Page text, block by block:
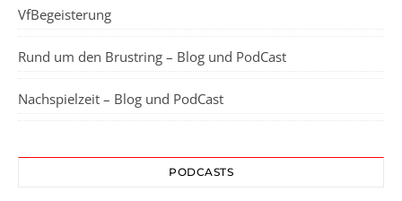
VfBegeisterung
Rund um den Brustring – Blog und PodCast
Nachspielzeit – Blog und PodCast
PODCASTS